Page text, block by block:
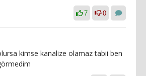
7 0
kimse kanalize olamaz tabii ben